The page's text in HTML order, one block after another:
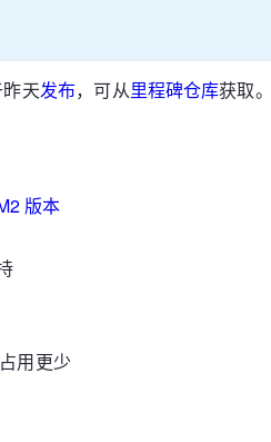
天发布，可从里程碑仓库获取
版本
用更少